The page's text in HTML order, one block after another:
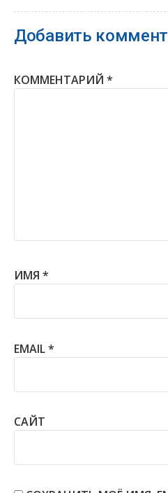
Добавить
КОММЕНТАРИЙ *
ИМЯ *
EMAIL*
САЙТ